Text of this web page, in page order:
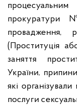
процесуальним
прокуратури
(Проституція
заняття
України,
які
послуги